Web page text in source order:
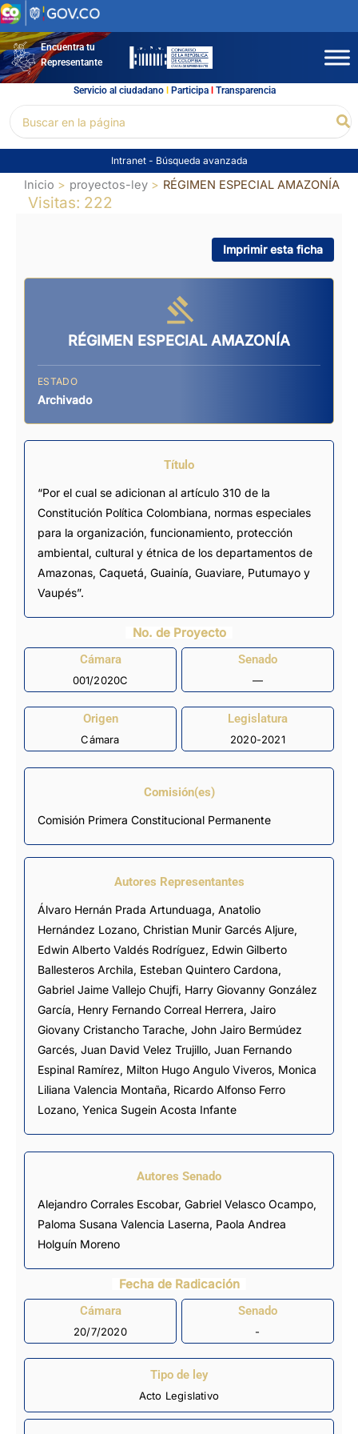
Ir
al
contenidoEncuentra tu
Representante
Servicio al ciudadano l Participal Transparencia
por:
Intranet - Búsqueda avanzada
Inicio proyectos-ley RÉGIMEN ESPECIAL AMAZONÍA
Visitas: 222
Imprimir esta ficha
RÉGIMEN ESPECIAL AMAZONÍA
ESTADO
Archivado
Título
“Por el cual se adicionan al artículo 310 de la
Constitución Política Colombiana, normas especiales
para la organización, funcionamiento, protección
ambiental, cultural y étnica de los departamentos de
Amazonas, Caquetá, Guainía, Guaviare, Putumayo y
Vaupés”.
No. de Proyecto
Cámara
001/2020C
Senado
—
Origen
Cámara
Legislatura
2020-2021
Comisión(es)
Comisión Primera Constitucional Permanente
Autores Representantes
Álvaro Hernán Prada Artunduaga, Anatolio
Hernández Lozano, Christian Munir Garcés Aljure,
Edwin Alberto Valdés Rodríguez, Edwin Gilberto
Ballesteros Archila, Esteban Quintero Cardona,
Gabriel Jaime Vallejo Chujfi, Harry Giovanny González
García, Henry Fernando Correal Herrera, Jairo
Giovany Cristancho Tarache, John Jairo Bermúdez
Garcés, Juan David Velez Trujillo, Juan Fernando
Espinal Ramírez, Milton Hugo Angulo Viveros, Monica
Liliana Valencia Montaña, Ricardo Alfonso Ferro
Lozano, Yenica Sugein Acosta Infante
Autores Senado
Alejandro Corrales Escobar, Gabriel Velasco Ocampo,
Paloma Susana Valencia Laserna, Paola Andrea
Holguín Moreno
Fecha de Radicación
Cámara
20/7/2020
Senado
-
Tipo de ley
Acto Legislativo